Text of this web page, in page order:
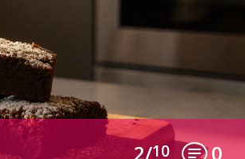
2/10 0